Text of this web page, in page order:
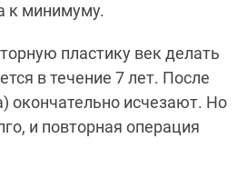
к минимуму.
пластику век делать
в течение 7 лет. После
окончательно исчезают. Но
и повторная операция